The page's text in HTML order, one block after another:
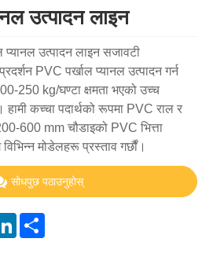
उत्पादन लाइन
उत्पादन लाइन सजावटी
PVC पर्खाल प्यानल उत्पादन गर्न
250 kg/घण्टा क्षमता भएको उच्च
हामी कच्चा पदार्थको रूपमा PVC राल र
600 mm चौडाइको PVC भित्ता
मोडेलहरू प्रस्ताव गर्छौं।
सोधपुछ पठाउनुहोस्
LinkedIn